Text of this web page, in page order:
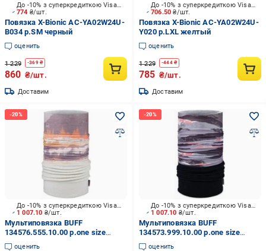
774 ₴/шт.
До -10% з суперкредиткою Visa Вигода
Повязка X-Bionic AC-YA02W24U-
B034 р.SM черный
оценить
1 229 -369₴
860 ₴/шт.
Доставим
706.50₴/шт.
До -10% з суперкредиткою Visa Вигода
Повязка X-Bionic AC-YA02W24U-
Y020 р.LXL желтый
оценить
1 229 -444₴
785 ₴/шт.
Доставим
1 007.10 ₴/шт.
До -10% з суперкредиткою Visa Вигода
Мультиповязка BUFF
134576.555.10.00 р.one size
разноцветный
оценить
1 007.10 ₴/шт.
До -10% з суперкредиткою Visa Вигода
Мультиповязка BUFF
134573.999.10.00 р.one size
разноцветный
оценить